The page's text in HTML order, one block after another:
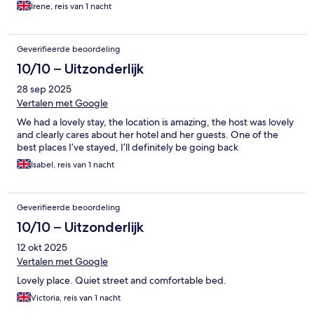
Irene, reis van 1 nacht
Geverifieerde beoordeling
10/10 – Uitzonderlijk
28 sep 2025
Vertalen met Google
We had a lovely stay, the location is amazing, the host was lovely
and clearly cares about her hotel and her guests. One of the
best places I’ve stayed, I’ll definitely be going back
Isabel, reis van 1 nacht
Geverifieerde beoordeling
10/10 – Uitzonderlijk
12 okt 2025
Vertalen met Google
Lovely place. Quiet street and comfortable bed.
Victoria, reis van 1 nacht